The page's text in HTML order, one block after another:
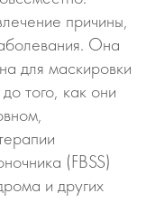
причины,
Она
для маскировки
того, как они
(FBSS)
и других